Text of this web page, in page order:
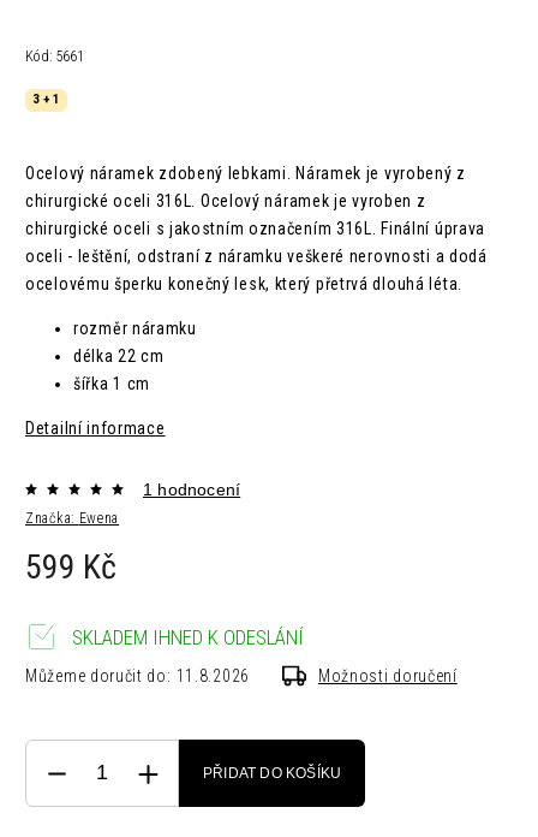
Kód: 5661
3 + 1
Ocelový náramek zdobený lebkami
Náramek je vyrobený z
chirurgické oceli 316L Ocelový náramek je vyroben z
chirurgické oceli s jakostním označením 316L.
Finální úprava
oceli - leštění, odstraní z náramku veškeré nerovnosti a dodá
ocelovému šperku konečný lesk, který přetrvá dlouhá léta.
rozměr náramku
délka22 cm
šířka1 cm
Detailní informace
Značka: Ewena
1 hodnocení
599 Kč
SKLADEM IHNED K ODESLÁNÍ
Můžeme doručit do: 11.8.2026 Možnosti doručení
PŘIDAT DO KOŠÍKU